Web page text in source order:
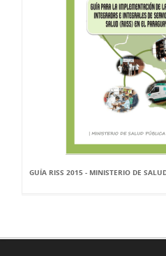
GUÍA RISS 2015 - MINISTERIO DE